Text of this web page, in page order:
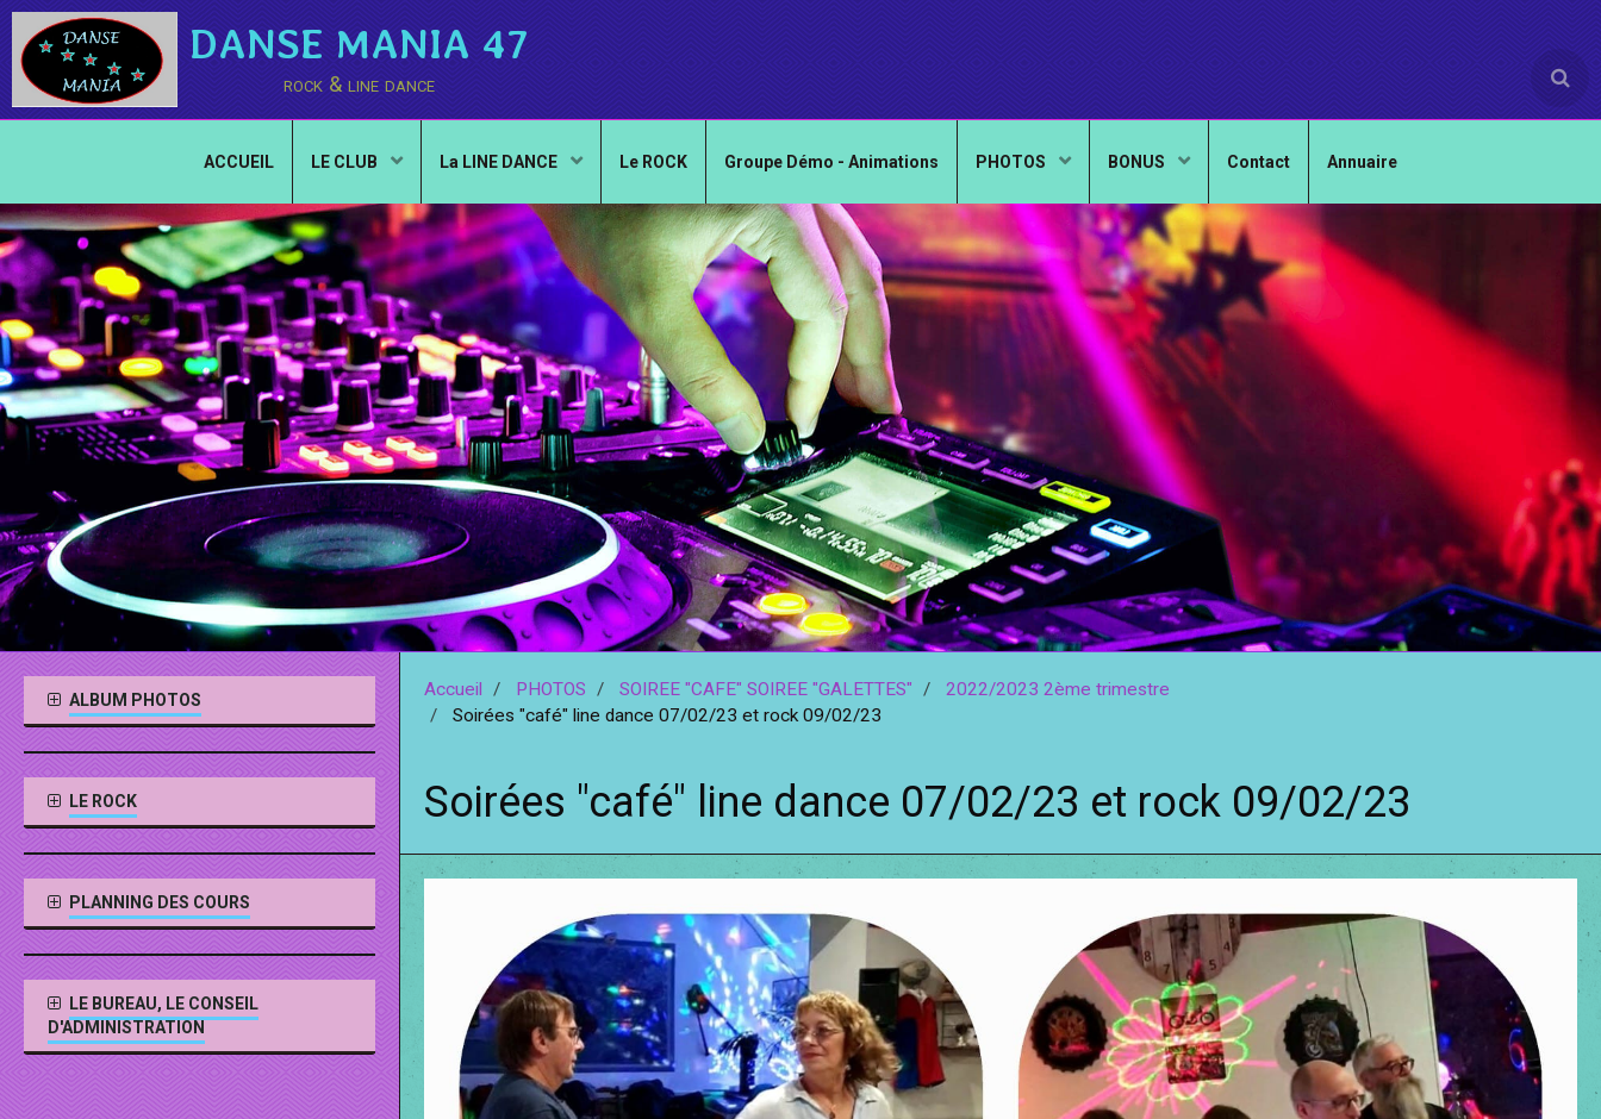
DANSE MANIA 47
rock & line dance
ACCUEIL LE CLUB La LINE DANCE Le ROCK Groupe Démo - Animations PHOTOS BONUS Contact Annuaire
Accueil PHOTOS SOIREE "CAFE" SOIREE "GALETTES"
2022/2023 2ème trimestre
Soirées "café" line dance 07/02/23 et rock 09/02/23
Soirées "café" line dance 07/02/23 et rock 09/02/23
ALBUM PHOTOS
LE ROCK
PLANNING DES COURS
LE BUREAU, LE CONSEIL
D'ADMINISTRATION